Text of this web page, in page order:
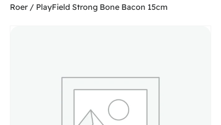
Roer / PlayField Strong Bone Bacon 15cm